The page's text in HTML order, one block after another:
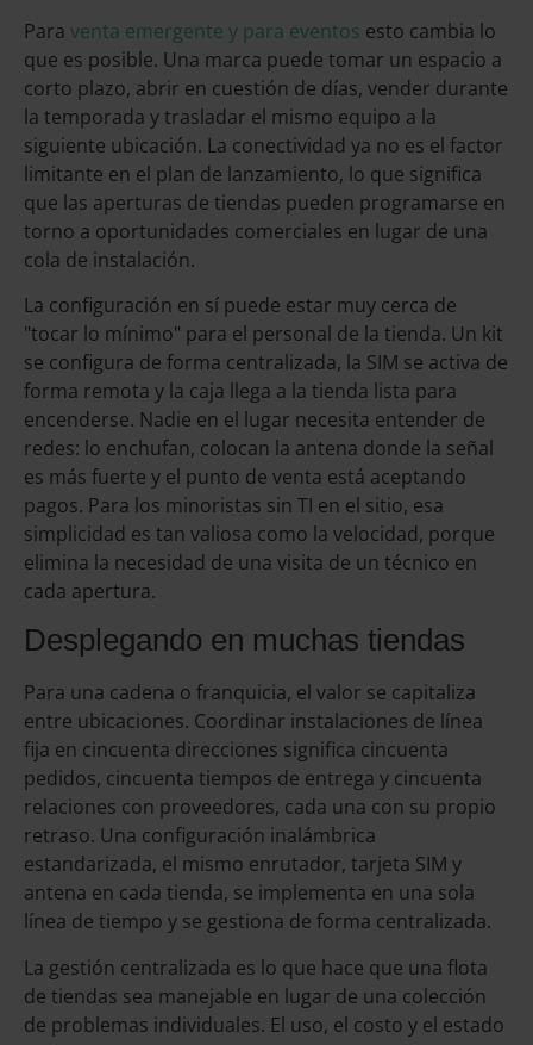
Para venta emergente y para eventos esto cambia lo
que es posible. Una marca puede tomar un espacio a
corto plazo, abrir en cuestión de días, vender durante
la temporada y trasladar el mismo equipo a la
siguiente ubicación. La conectividad ya no es el factor
limitante en el plan de lanzamiento, lo que significa
que las aperturas de tiendas pueden programarse en
torno a oportunidades comerciales en lugar de una
cola de instalación.
La configuración en sí puede estar muy cerca de
"tocar lo mínimo" para el personal de la tienda. Un kit
se configura de forma centralizada, la SIM se activa de
forma remota y la caja llega a la tienda lista para
encenderse. Nadie en el lugar necesita entender de
redes: lo enchufan, colocan la antena donde la señal
es más fuerte y el punto de venta está aceptando
pagos. Para los minoristas sin TI en el sitio, esa
simplicidad es tan valiosa como la velocidad, porque
elimina la necesidad de una visita de un técnico en
cada apertura.
Desplegando en muchas tiendas
Para una cadena o franquicia, el valor se capitaliza
entre ubicaciones. Coordinar instalaciones de línea
fija en cincuenta direcciones significa cincuenta
pedidos, cincuenta tiempos de entrega y cincuenta
relaciones con proveedores, cada una con su propio
retraso. Una configuración inalámbrica
estandarizada, el mismo enrutador, tarjeta SIM y
antena en cada tienda, se implementa en una sola
línea de tiempo y se gestiona de forma centralizada.
La gestión centralizada es lo que hace que una flota
de tiendas sea manejable en lugar de una colección
de problemas individuales. El uso, el costo y el estado